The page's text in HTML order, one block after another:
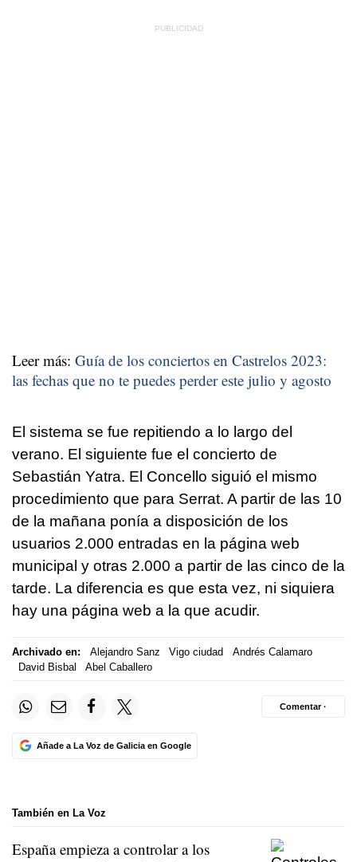
Leer más: Guía de los conciertos en Castrelos 2023:
las fechas que no te puedes perder este julio y agosto
El sistema se fue repitiendo a lo largo del
verano. El siguiente fue el concierto de
Sebastián Yatra. El Concello siguió el mismo
procedimiento que para Serrat. A partir de las 10
de la mañana ponía a disposición de los
usuarios 2.000 entradas en la página web
municipal y otras 2.000 a partir de las cinco de la
tarde. La diferencia es que esta vez, ni siquiera
hay una página web a la que acudir.
Archivado en: Alejandro Sanz Vigo ciudad
Andrés Calamaro
David Bisbal
Abel Caballero
Añade a La Voz de Galicia en Google
Comentar ·
También en La Voz
España empieza a controlar a los